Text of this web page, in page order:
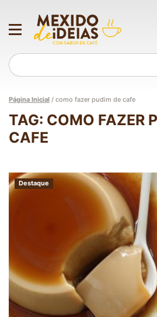
Página Inicial / como fazer pudim de cafe
TAG: COMO FAZER
CAFE
Destaque